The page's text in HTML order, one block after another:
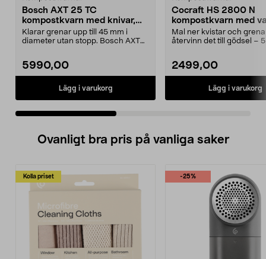
Bosch AXT 25 TC
kompostkvarn med knivar,
elektrisk
Klarar grenar upp till 45 mm i
diameter utan stopp. Bosch AXT
5990,00
Lägg i varukorg
Cocraft HS 2800 N
kompostkvarn med
2800 W
Mal ner kvistar och
återvinn det till gödsel –
2499,00
Lägg i varukorg
Ovanligt bra pris på vanliga saker
Kolla priset -25%